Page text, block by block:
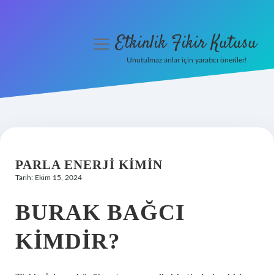
Hakkımızda
menüyüEtkinlik Fikir Kutusu
Unutulmaz anlar için yaratıcı öneriler!
PARLA ENERJI KIMIN
Tarih: Ekim 15, 2024
BURAK BAĞCI
KIMDIR?